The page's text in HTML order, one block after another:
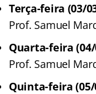
Terça-feira (03/
Prof. Samuel
Quarta-feira (04/
Prof. Samuel
Quinta-feira (05/